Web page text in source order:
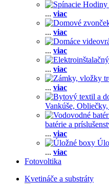
... viac
... viac
... viac
... viac
... viac
Vankúše, Obliečky,
batérie a
... viac
... viac
Fotovoltika
Kvetináče a substráty